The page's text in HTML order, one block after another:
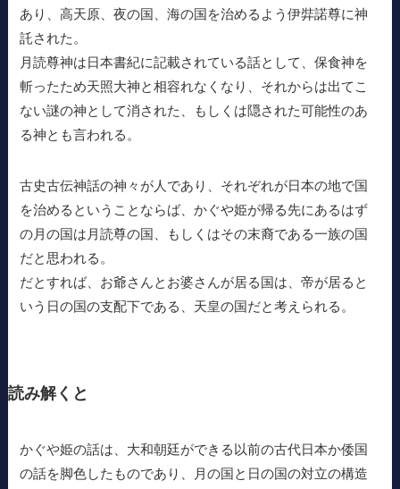
あり、高天原、夜の国、海の国を治めるよう伊弉諾尊に神
託された。
月読尊神は日本書紀に記載されている話として、保食神を
斬ったため天照大神と相容れなくなり、それからは出てこ
ない謎の神として消された、もしくは隠された可能性のあ
る神とも言われる。
古史古伝神話の神々が人であり、それぞれが日本の地で国
を治めるということならば、かぐや姫が帰る先にあるはず
の月の国は月読尊の国、もしくはその末裔である一族の国
だと思われる。
だとすれば、お爺さんとお婆さんが居る国は、帝が居ると
いう日の国の支配下である、天皇の国だと考えられる。
読み解くと
かぐや姫の話は、大和朝廷ができる以前の古代日本か倭国
の話を脚色したものであり、月の国と日の国の対立の構造